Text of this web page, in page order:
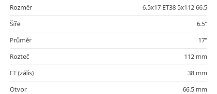
Rozměr
6.5x17 ET38 5x112 66.5
Šíře
6.5"
Průměr
17"
Rozteč
112 mm
ET (zális)
38 mm
Otvor
66.5 mm